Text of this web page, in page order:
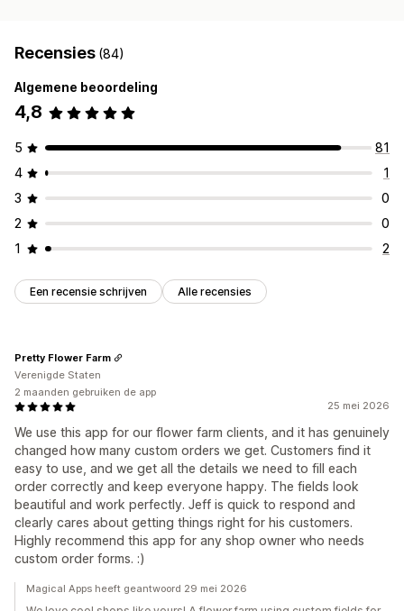
Recensies (84)
Algemene beoordeling
4,8
5
81
4
1
3
0
2
0
1
2
Een recensie schrijven Alle recensies
25 mei 2026
We use this app for our flower farm clients, and it has genuinely
changed how many custom orders we get. Customers find it
easy to use, and we get all the details we need to fill each
order correctly and keep everyone happy. The fields look
beautiful and work perfectly. Jeff is quick to respond and
clearly cares about getting things right for his customers.
Highly recommend this app for any shop owner who needs
custom order forms. :)
Pretty Flower Farm
Verenigde Staten
2 maanden gebruiken de app
Magical Apps heeft geantwoord 29 mei 2026